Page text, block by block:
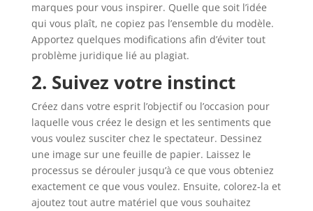
marques pour vous inspirer. Quelle que soit l’idée
qui vous plaît, ne copiez pas l’ensemble du modèle.
Apportez quelques modifications afin d’éviter tout
problème juridique lié au plagiat.
2. Suivez votre instinct
Créez dans votre esprit l’objectif ou l’occasion pour
laquelle vous créez le design et les sentiments que
vous voulez susciter chez le spectateur. Dessinez
une image sur une feuille de papier. Laissez le
processus se dérouler jusqu’à ce que vous obteniez
exactement ce que vous voulez. Ensuite, colorez-la et
ajoutez tout autre matériel que vous souhaitez